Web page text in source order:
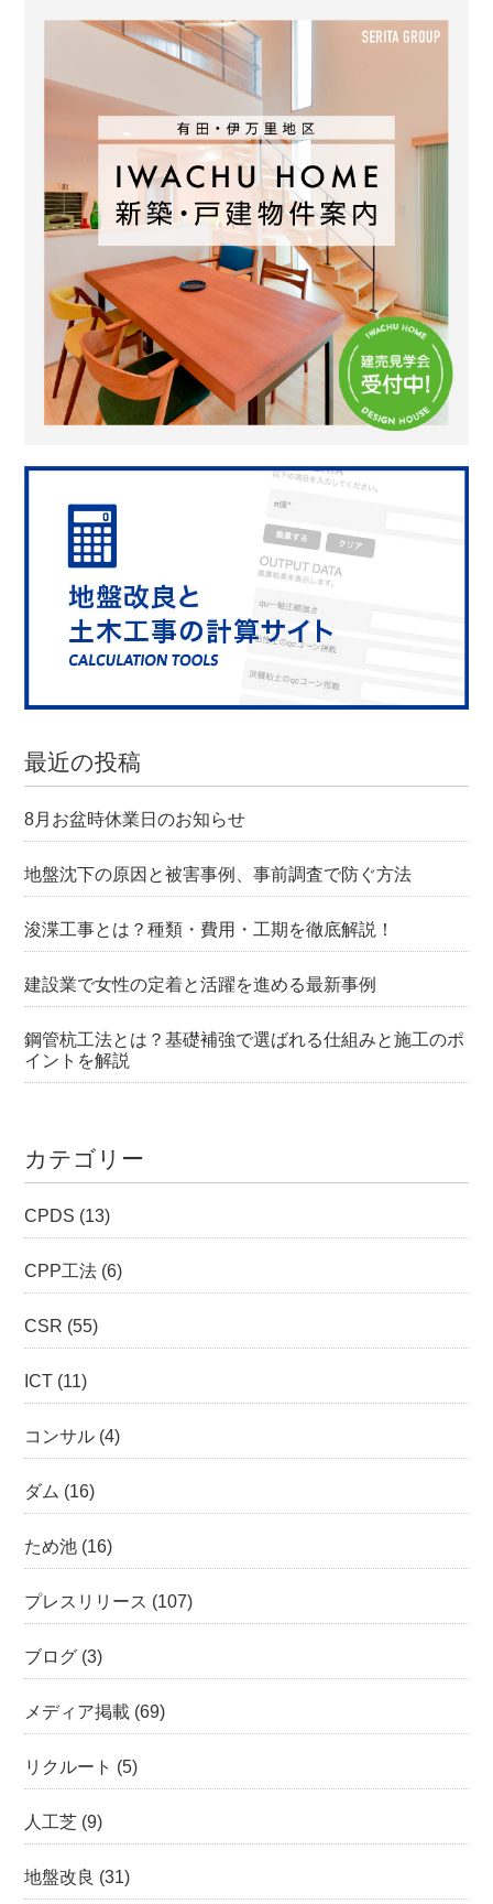
最近の投稿
8月お盆時休業日のお知らせ
地盤沈下の原因と被害事例、事前調査で防ぐ方法
浚渫工事とは？種類・費用・工期を徹底解説！
建設業で女性の定着と活躍を進める最新事例
鋼管杭工法とは？基礎補強で選ばれる仕組みと施工のポ
イントを解説
カテゴリー
CPDS (13)
CPP工法 (6)
CSR (55)
ICT (11)
コンサル (4)
ダム (16)
ため池 (16)
プレスリリース (107)
ブログ (3)
メディア掲載 (69)
リクルート (5)
人工芝 (9)
地盤改良 (31)